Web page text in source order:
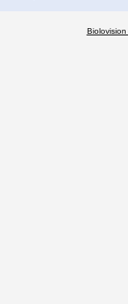
Biolovision